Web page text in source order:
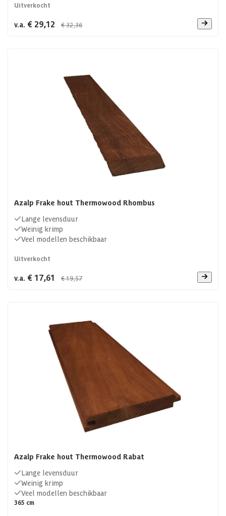
Uitverkocht
v.a. € 29,12 € 32,36
Azalp Frake hout Thermowood Rhombus
Lange levensduur
Weinig krimp
Veel modellen beschikbaar
Uitverkocht
v.a. € 17,61 € 19,57
Azalp Frake hout Thermowood Rabat
Lange levensduur
Weinig krimp
Veel modellen beschikbaar
365 cm